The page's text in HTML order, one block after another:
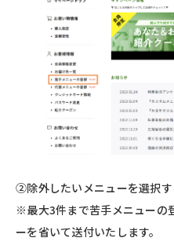
②除外したいメニューを選択す
※最大3件まで苦手メニューの
ーを省いて送付いたします。